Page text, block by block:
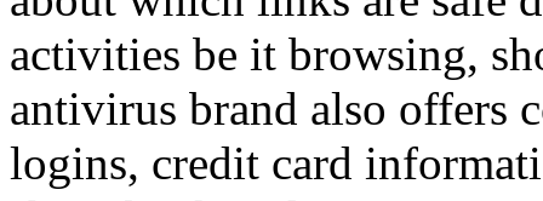
activities be it browsing,
antivirus brand also offers
logins, credit card